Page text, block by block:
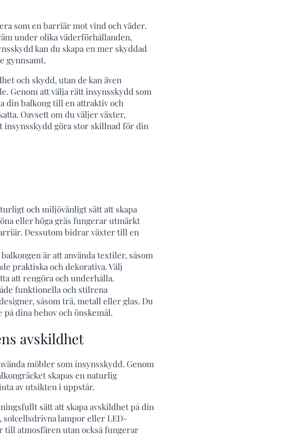
som en barriär mot vind och väder.
under olika väderförhållanden,
kan du skapa en mer skyddad
gynnsamt.
och skydd, utan de kan även
Genom att välja rätt insynsskydd som
din balkong till en attraktiv och
Oavsett om du väljer växter,
insynsskydd göra stor skillnad för din
och miljövänligt sätt att skapa
eller höga gräs fungerar utmärkt
Dessutom bidrar växter till en
är att använda textiler, såsom
praktiska och dekorativa. Välj
att rengöra och underhålla.
funktionella och stilrena
såsom trä, metall eller glas. Du
dina behov och önskemål.
avskildhet
möbler som insynsskydd. Genom
skapas en naturlig
av utsikten i uppstår.
sätt att skapa avskildhet på din
solcellsdrivna lampor eller LED-
till atmosfären utan också fungerar